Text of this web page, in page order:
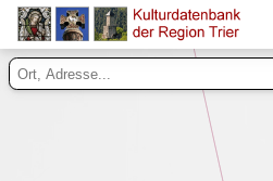
Suche